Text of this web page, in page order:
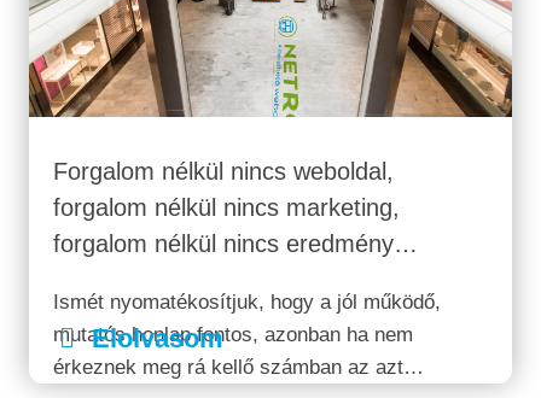
Forgalom nélkül nincs weboldal,
forgalom nélkül nincs marketing,
forgalom nélkül nincs eredmény…
Ismét nyomatékosítjuk, hogy a jól működő,
mutatós honlap fontos, azonban ha nem
érkeznek meg rá kellő számban az azt
Elolvasom